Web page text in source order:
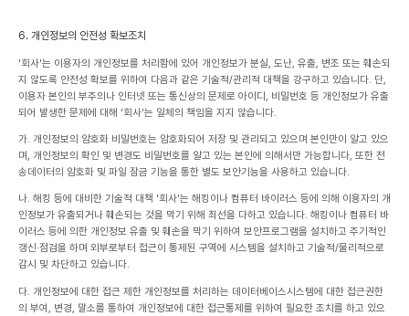
6. 개인정보의 안전성 확보조치
'회사'는 이용자의 개인정보를 처리함에 있어 개인정보가 분실, 도난, 유출, 변조 또는 훼손되
지 않도록 안전성 확보를 위하여 다음과 같은 기술적/관리적 대책을 강구하고 있습니다. 단,
이용자 본인의 부주의나 인터넷 또는 통신상의 문제로 아이디, 비밀번호 등 개인정보가 유출
되어 발생한 문제에 대해 '회사'는 일체의 책임을 지지 않습니다.
가. 개인정보의 암호화 비밀번호는 암호화되어 저장 및 관리되고 있으며 본인만이 알고 있으
며, 개인정보의 확인 및 변경도 비밀번호를 알고 있는 본인에 의해서만 가능합니다, 또한 전
송데이터의 암호화 및 파일 잠금 기능을 통한 별도 보안기능을 사용하고 있습니다.
나. 해킹 등에 대비한 기술적 대책 '회사'는 해킹이나 컴퓨터 바이러스 등에 의해 이용자의 개
인정보가 유출되거나 훼손되는 것을 막기 위해 최선을 다하고 있습니다. 해킹이나 컴퓨터 바
이러스 등에 의한 개인정보 유출 및 훼손을 막기 위하여 보안프로그램을 설치하고 주기적인
갱신·점검을 하며 외부로부터 접근이 통제된 구역에 시스템을 설치하고 기술적/물리적으로
감시 및 차단하고 있습니다.
다. 개인정보에 대한 접근 제한 개인정보를 처리하는 데이터베이스시스템에 대한 접근권한
의 부여, 변경, 말소를 통하여 개인정보에 대한 접근통제를 위하여 필요한 조치를 하고 있으